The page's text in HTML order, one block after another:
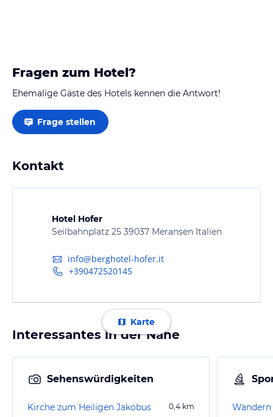
Fragen zum Hotel?
Ehemalige Gäste des Hotels kennen die Antwort!
Frage stellen
Kontakt
Hotel Hofer
Seilbahnplatz 25 39037 Meransen Italien
info@berghotel-hofer.it
+390472520145
Karte
Interessantes in der Nähe
Sehenswürdigkeiten
Kirche zum Heiligen Jakobus 0,4 km